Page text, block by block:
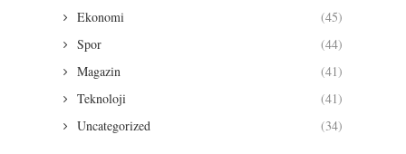
Ekonomi
(45)
Spor
(44)
Magazin
(41)
Teknoloji
(41)
Uncategorized
(34)